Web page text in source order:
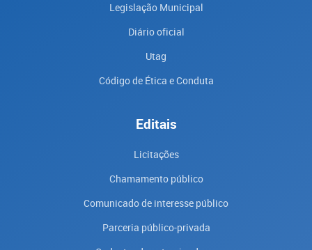
Legislação Municipal
Diário oficial
Utag
Código de Ética e Conduta
Editais
Licitações
Chamamento público
Comunicado de interesse público
Parceria público-privada